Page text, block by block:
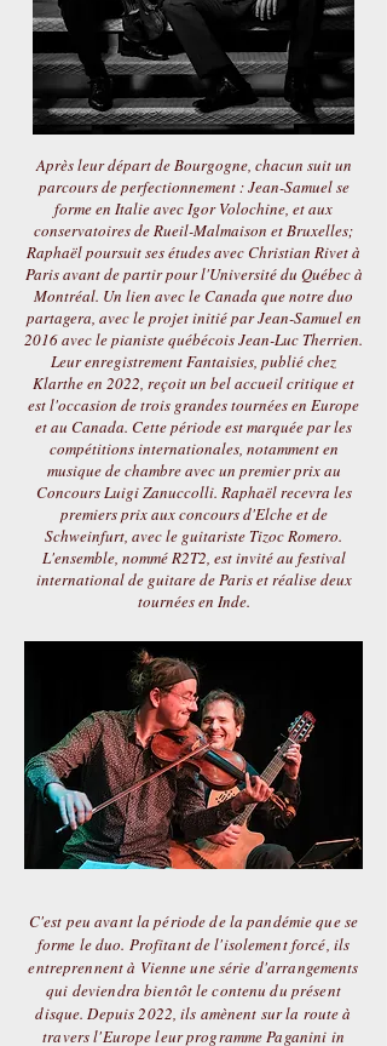
Après leur départ de Bourgogne, chacun suit un
parcours de perfectionnement : Jean-Samuel se
forme en Italie avec Igor Volochine, et aux
conservatoires de Rueil-Malmaison et Bruxelles;
Raphaël poursuit ses études avec Christian Rivet à
Paris avant de partir pour l'Université du Québec à
Montréal. Un lien avec le Canada que notre duo
partagera, avec le projet initié par Jean-Samuel en
2016 avec le pianiste québécois Jean-Luc Therrien.
Leur enregistrement Fantaisies, publié chez
Klarthe en 2022, reçoit un bel accueil critique et
est l'occasion de trois grandes tournées en Europe
et au Canada. Cette période est marquée par les
compétitions internationales, notamment en
musique de chambre avec un premier prix au
Concours Luigi Zanuccolli. Raphaël recevra les
premiers prix aux concours d'Elche et de
Schweinfurt, avec le guitariste Tizoc Romero.
L'ensemble, nommé R2T2, est invité au festival
international de guitare de Paris et réalise deux
tournées en Inde.
C'est peu avant la période de la pandémie que se
forme le duo. Profitant de l'isolement forcé, ils
entreprennent à Vienne une série d'arrangements
qui deviendra bientôt le contenu du présent
disque. Depuis 2022, ils amènent sur la route à
travers l'Europe leur programme Paganini in